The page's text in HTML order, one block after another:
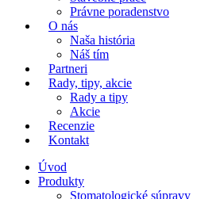
Právne poradenstvo
O nás
Naša história
Náš tím
Partneri
Rady, tipy, akcie
Rady a tipy
Akcie
Recenzie
Kontakt
Úvod
Produkty
Stomatologické súpravy